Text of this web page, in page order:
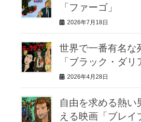
「ファーゴ」
2026年7月18日
世界で一番有名な
「ブラック・ダリ
2026年4月28日
自由を求める熱い
える映画「ブレイ